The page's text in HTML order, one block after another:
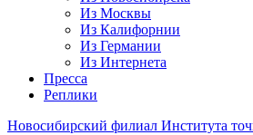
Из Москвы
Из Калифорнии
Из Германии
Из Интернета
Пресса
Реплики
Новосибирский филиал Института